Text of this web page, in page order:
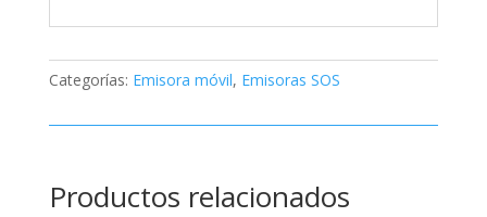
Categorías: Emisora móvil, Emisoras SOS
Productos relacionados